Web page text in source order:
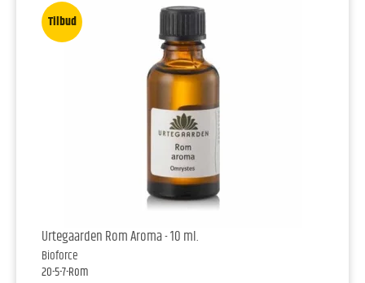
Tilbud
Urtegaarden Rom Aroma - 10 ml.
Bioforce
20-5-7-Rom